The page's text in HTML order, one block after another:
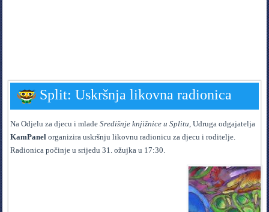
Split: Uskršnja likovna radionica
Na Odjelu za djecu i mladeSredišnje knjižnice u Splitu , Udruga odgajatelja
KamPanel organizira uskršnju likovnu radionicu za djecu i roditelje.
Radionica počinje u srijedu 31. ožujka u 17:30.